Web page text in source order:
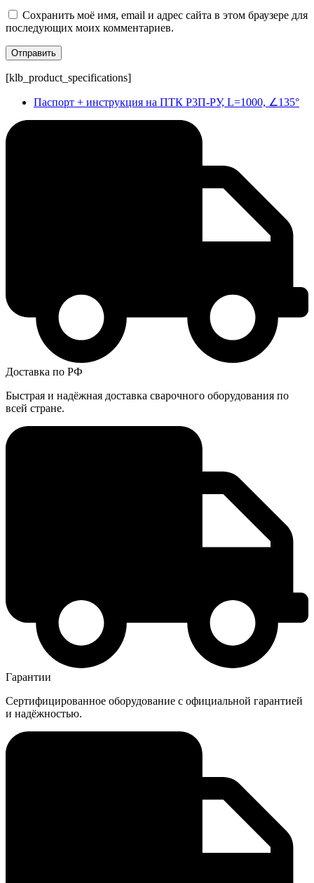
Сохранить моё имя, email и адрес сайта в этом браузере для
последующих моих комментариев.
[klb_product_specifications]
Паспорт + инструкция на ПТК Р3П-РУ, L=1000, ∠135°
Доставка по РФ
Быстрая и надёжная доставка сварочного оборудования по
всей стране.
Гарантии
Сертифицированное оборудование с официальной гарантией
и надёжностью.